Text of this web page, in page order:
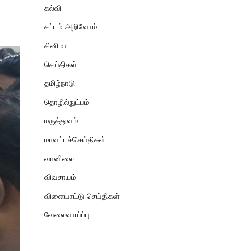
கல்வி
சட்டம் அறிவோம்
சினிமா
செய்திகள்
தமிழ்நாடு
தொழில்நுட்பம்
மருத்துவம்
மாவட்டச்செய்திகள்
வானிலை
விவசாயம்
விளையாட்டு செய்திகள்
வேலைவாய்ப்பு